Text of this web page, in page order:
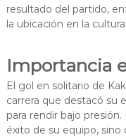
resultado del partido,
la ubicación en la
Importancia
El gol en solitario de
carrera que destacó su
para rendir bajo
éxito de su equipo,